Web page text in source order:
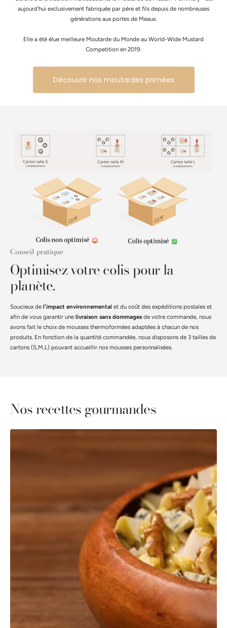
aujourd'hui exclusivement fabriquée par père et fils depuis de nombreuses
générations aux portes de Meaux.
Elle a été élue meilleure Moutarde du Monde au World-Wide Mustard
Competition en 2019.
Découvrir nos moutardes primées
Conseil pratique
Optimisez votre colis pour la
planète.
Soucieux de l'impact environnemental et du coût des expéditions postales et
afin de vous garantir une livraison sans dommages de votre commande, nous
avons fait le choix de mousses thermoformées adaptées à chacun de nos
produits. En fonction de la quantité commandée, nous disposons de 3 tailles de
cartons (S,M,L) pouvant accueillir nos mousses personnalisées.
Nos recettes gourmandes